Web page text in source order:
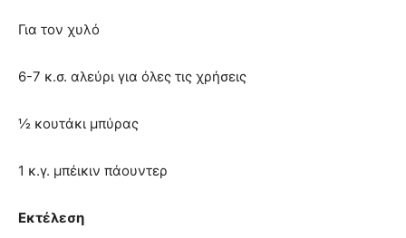
Για τον χυλό
6-7 κ.σ. αλεύρι για όλες τις χρήσεις
½ κουτάκι μπύρας
1 κ.γ. μπέικιν πάουντερ
Εκτέλεση